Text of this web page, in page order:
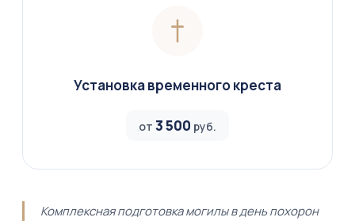
Установка временного креста
от 3 500 руб.
Комплексная подготовка могилы в день похорон